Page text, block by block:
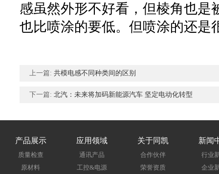
感虽然外形不好看，但棱角也是
也比喷涂的要低。但喷涂的还是
上一篇: 共模电感不同种类间的区别
下一篇: 北汽：未来将加码新能源汽车 坚定电动化转型
产品展示
质量检查
原材料
应用领域
通讯产品
工控&电源
关于同凯
合作伙伴
荣誉资质
新闻
行业
企业